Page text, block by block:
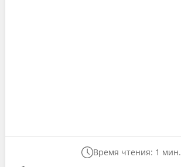
Время чтения: 1 мин.